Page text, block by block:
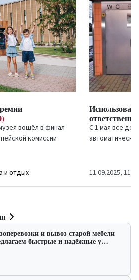
вошёл в финал
комиссии
и отдых
С 1 мая все
11.09.2025, 11:34
и вывоз старой мебели
быстрые и надёжные у…